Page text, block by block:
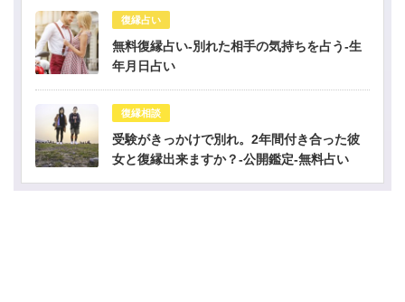
復縁占い
無料復縁占い-別れた相手の気持ちを占う-生
年月日占い
復縁相談
受験がきっかけで別れ。2年間付き合った彼
女と復縁出来ますか？-公開鑑定-無料占い